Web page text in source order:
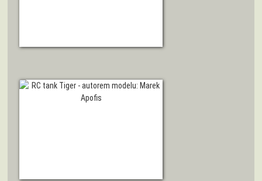
ZOBRAZIT DETAIL